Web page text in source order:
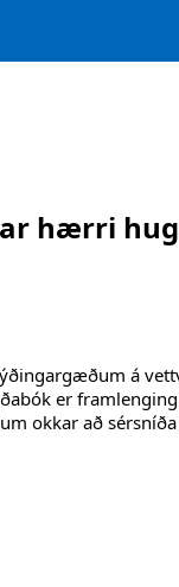
hærri
á
er
okkar að
"